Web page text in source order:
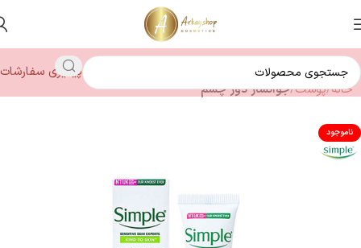
پیگیری سفارشات
خانه پوست جوانساز دور چشم
ناموجود